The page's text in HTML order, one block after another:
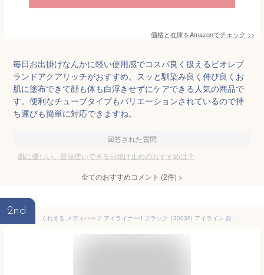
価格と在庫をAmazonでチェック >>
毎日お出掛けなんかに軽い使用感でコスパ良く扱えるビオレブ
ランドアクアリッチがおすすめ。スッと馴染み良く伸び良くお
肌に塗布できて顔も体も白浮きせずにケアできる人気の商品で
す。便利なチューブタイプもバリエーションされているので持
ち運びも簡単に対応できますね。
回答された質問
肌に優しい、普段使いできる日焼け止めのおすすめは？
全てのおすすめコメント (2件) >
2nd
くれえる メディハーブ アイライナーII ブラック 130039| アイライン 自然 リキッド ウォータープルーフ 優しい ヨレない 保湿 敏感肌 乾燥肌 肌に優しい 汗に強い 敏感肌用化粧品 コスメ メイク アイメイク